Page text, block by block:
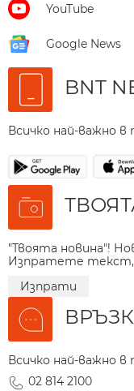
YouTube
Google News
BNT
Всичко най-важно
"Твоята новина"!
Изпратете текст,
Изпрати
Всичко най-важно
02 814 2100